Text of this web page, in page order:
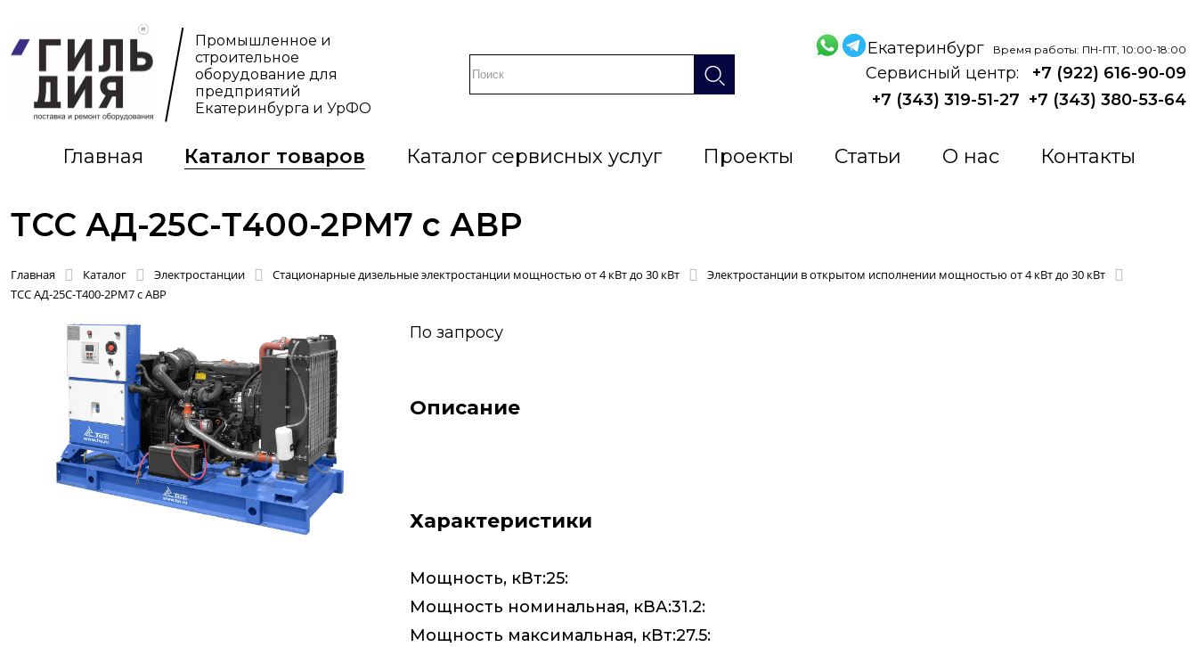
Промышленное и
строительное
оборудование для
предприятий
Екатеринбурга и УрФО
Екатеринбург Время работы: ПН-ПТ, 10:00-18:00
Сервисный центр:
+7 (922) 616-90-09
+7 (343) 319-51-27 +7 (343) 380-53-64
Главная Каталог товаров Каталог сервисных услуг Проекты Статьи О нас Контакты
ТСС АД-25С-Т400-2РМ7 с АВР
Главная Каталог Электростанции Стационарные дизельные электростанции мощностью от 4 кВт до 30 кВт
Электростанции в открытом исполнении мощностью от 4 кВт до 30 кВт
ТСС АД-25С-Т400-2РМ7 с АВР
По запросу
Описание
Характеристики
Мощность, кВт:25:
Мощность номинальная, кВА:31.2:
Мощность максимальная, кВт:27.5: